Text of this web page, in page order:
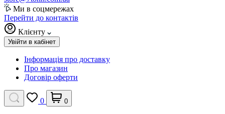
Ми в соцмережах
Перейти до контактів
Клієнту
Увійти в кабінет
Інформація про доставку
Про магазин
Договір оферти
0 0